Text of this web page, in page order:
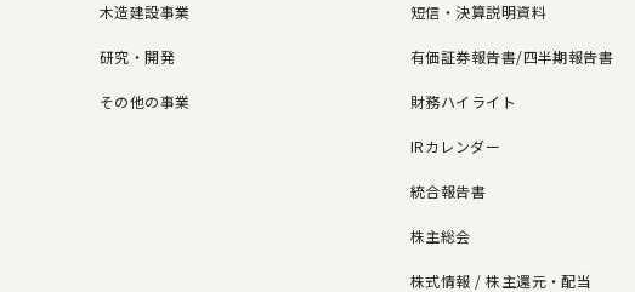
木造建設事業
研究・開発
その他の事業
短信・決算説明資料
有価証券報告書/四半期報告書
財務ハイライト
IRカレンダー
統合報告書
株主総会
株式情報 / 株主還元・配当